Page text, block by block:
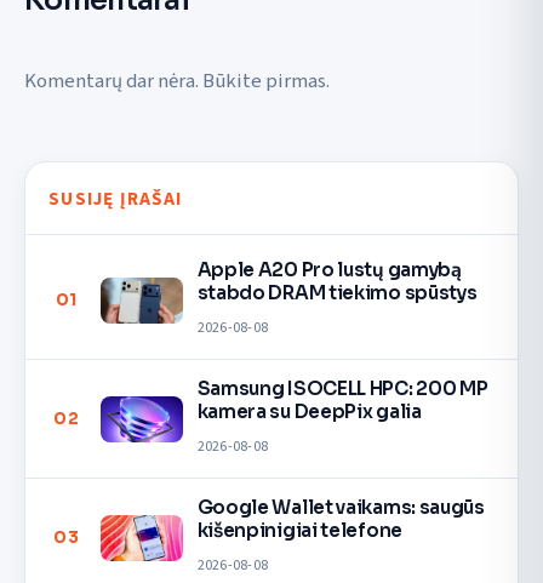
Komentarų dar nėra. Būkite pirmas.
SUSIJĘ ĮRAŠAI
01
Apple A20 Pro lustų gamybą
stabdo DRAM tiekimo spūstys
2026-08-08
02
Samsung ISOCELL HPC: 200 MP
kamera su DeepPix galia
2026-08-08
03
Google Wallet vaikams: saugūs
kišenpinigiai telefone
2026-08-08